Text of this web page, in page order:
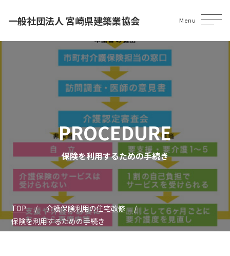
一般社団法人 宮崎県建築業協会 Menu
PROCEDURE
保険を利用するための手続き
TOP
介護保険利用の住宅改修
保険を利用するための手続き